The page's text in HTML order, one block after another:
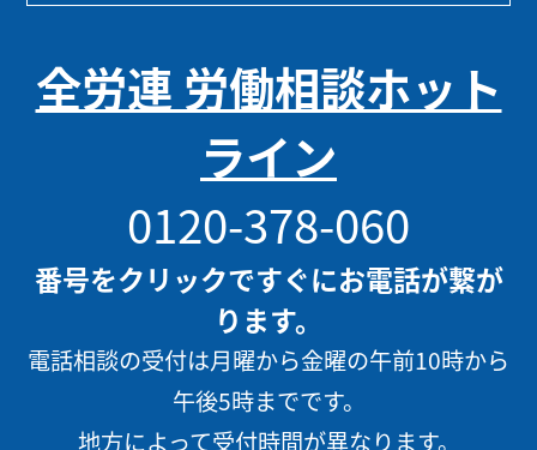
全労連 労働相談ホット
ライン
0120-378-060
番号をクリックですぐにお電話が繋が
ります。
電話相談の受付は月曜から金曜の午前10時から
午後5時までです。
地方によって受付時間が異なります。